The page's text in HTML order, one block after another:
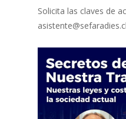
Solicita las claves de
asistente@sefaradies.cl